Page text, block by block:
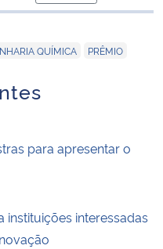
para área de
QUÍMICA PRÊMIO
para apresentar o
instituições interessadas